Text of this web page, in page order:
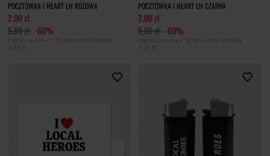
POCZTÓWKA I HEART LH RÓŻOWA
2,00 zł
5,00 zł -60%
Najniższa cena z 30 dni przed obniżką
3,25 zł
POCZTÓWKA I HEART LH CZARNA
2,00 zł
5,00 zł -60%
Najniższa cena z 30 dni przed obniżką
3,25 zł